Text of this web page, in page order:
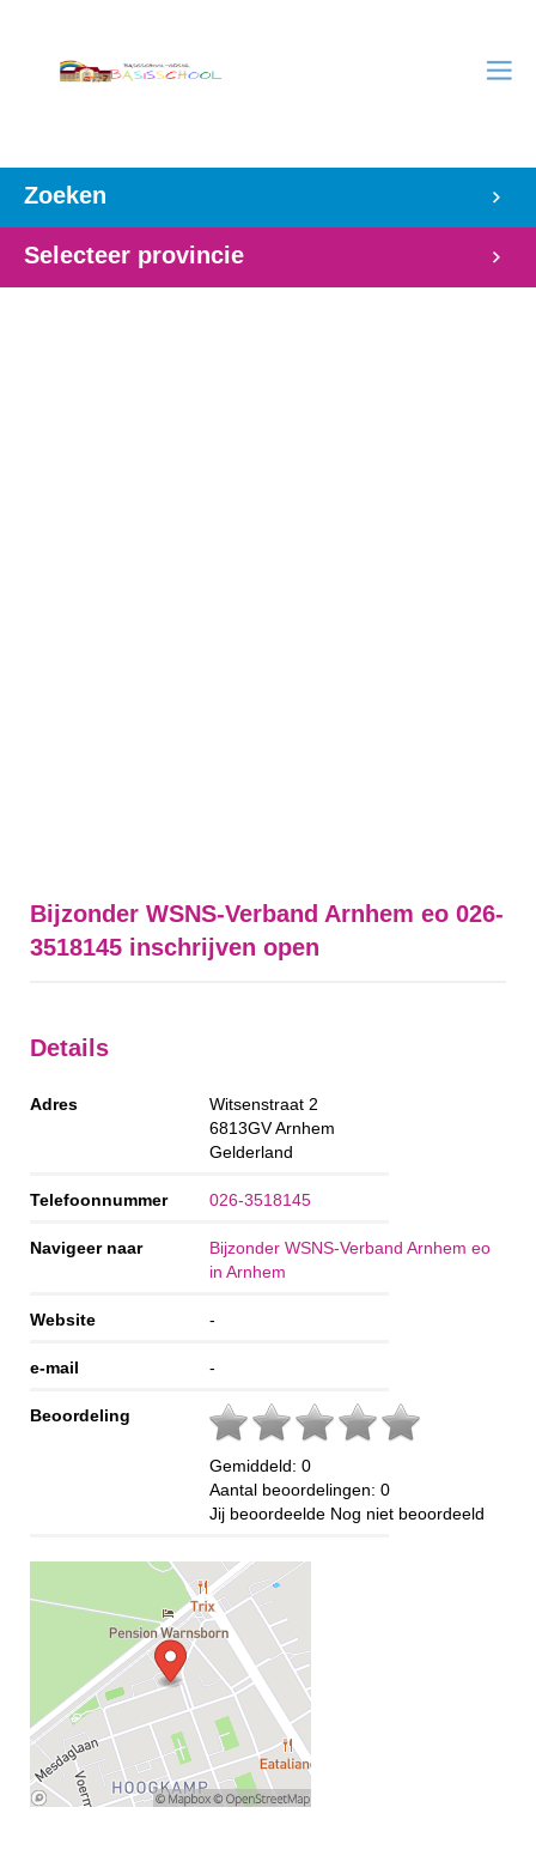
Zoeken
Selecteer provincie
Bijzonder WSNS-Verband Arnhem eo 026-
3518145 inschrijven open
Details
Adres
Witsenstraat 2
6813GVArnhem
Gelderland
Telefoonnummer 026-3518145
Navigeer naar
Bijzonder WSNS-Verband Arnhem eo
in Arnhem
Website -
e-mail -
Beoordeling
Gemiddeld: 0
Aantal beoordelingen: 0
Jij beoordeelde Nog niet beoordeeld